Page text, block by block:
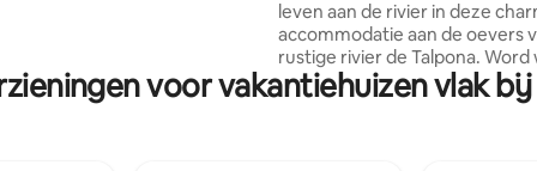
Airbnb-verblijf tot nu toe!"
leven aan de rivier in deze
accommodatie aan de oevers
rustige rivier de Talpona. Word
met een adembenemend
glinsterende water terwijl een
voor vakantiehuizen vlak